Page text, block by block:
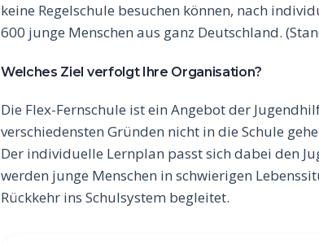
keine Regelschule besuchen können, nach
600 junge Menschen aus ganz Deutschland.
Welches Ziel verfolgt Ihre Organisation?
Die Flex-Fernschule ist ein Angebot der
verschiedensten Gründen nicht in die Schule
Der individuelle Lernplan passt sich dabei den
werden junge Menschen in schwierigen
Rückkehr ins Schulsystem begleitet.